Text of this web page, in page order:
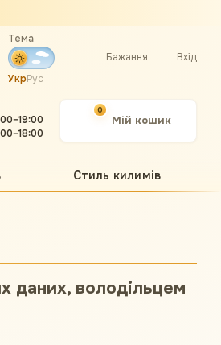
Тема
УкрРус
Бажання Вхід
0
Мій кошик
Стиль килимів
даних, володільцем